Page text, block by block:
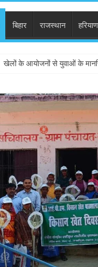
बिहार राजस्थान
खेलों के आयोजनों से युवाओं के